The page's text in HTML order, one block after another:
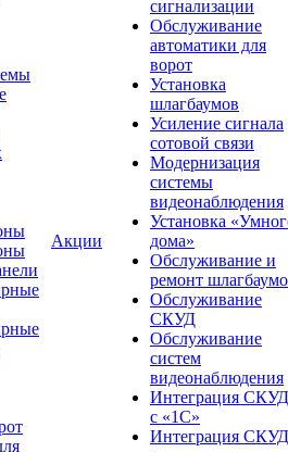
Акции
сигнализации
Обслуживание
автоматики для
ворот
Установка
шлагбаумов
Усиление сигнала
сотовой связи
Модернизация
системы
видеонаблюдения
Установка
дома»
Обслуживание и
ремонт
Обслуживание
СКУД
Обслуживание
систем
видеонаблюдения
Интеграция СКУД
с «1С»
Интеграция СКУД